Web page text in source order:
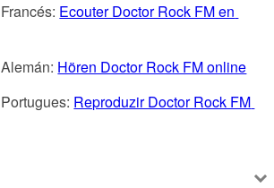
Ecouter Doctor Rock FM en
Hören Doctor Rock FM online
Reproduzir Doctor Rock FM